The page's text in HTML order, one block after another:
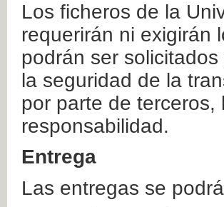
Los ficheros de la
requerirán ni exigirán
podrán ser
la seguridad de la
por parte de terceros,
responsabilidad.
Entrega
Las entregas se